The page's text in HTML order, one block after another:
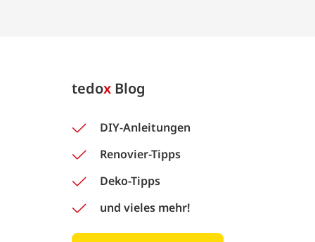
tedox Blog
DIY-Anleitungen
Renovier-Tipps
Deko-Tipps
und vieles mehr!